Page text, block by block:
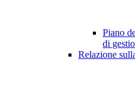
Piano
di
Relazione